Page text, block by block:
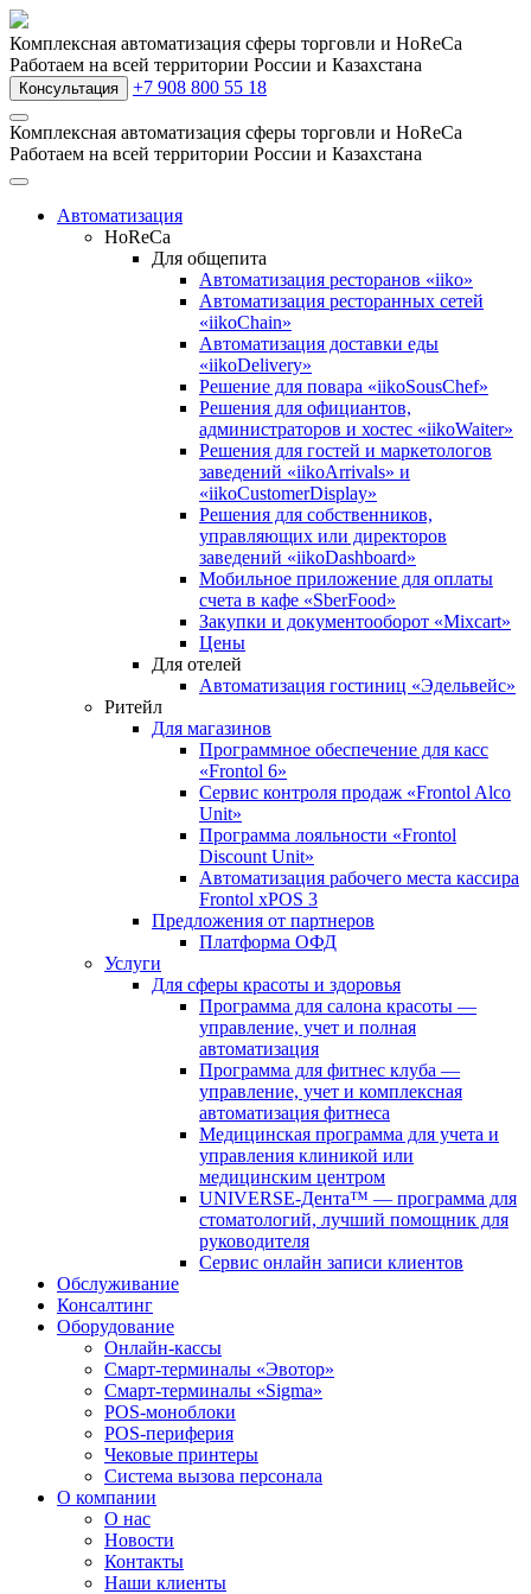
Комплексная автоматизация сферы торговли и HoReCa
Работаем на всей территории России и Казахстана
Консультация +7 908 800 55 18
Комплексная автоматизация сферы торговли и HoReCa
Работаем на всей территории России и Казахстана
Автоматизация
HoReCa
Для общепита
Автоматизация ресторанов «iiko»
Автоматизация ресторанных сетей
«iikoChain»
Автоматизация доставки еды
«iikoDelivery»
Решение для повара «iikoSousChef»
Решения для официантов,
администраторов и хостес «iikoWaiter»
Решения для гостей и маркетологов
заведений «iikoArrivals» и
«iikoCustomerDisplay»
Решения для собственников,
управляющих или директоров
заведений «iikoDashboard»
Мобильное приложение для оплаты
счета в кафе «SberFood»
Закупки и документооборот «Mixcart»
Цены
Для отелей
Автоматизация гостиниц «Эдельвейс»
Ритейл
Для магазинов
Программное обеспечение для касс
«Frontol 6»
Сервис контроля продаж «Frontol Alco
Unit»
Программа лояльности «Frontol
Discount Unit»
Автоматизация рабочего места кассира
Frontol xPOS 3
Предложения от партнеров
Платформа ОФД
Услуги
Для сферы красоты и здоровья
Программа для салона красоты —
управление, учет и полная
автоматизация
Программа для фитнес клуба —
управление, учет и комплексная
автоматизация фитнеса
Медицинская программа для учета и
управления клиникой или
медицинским центром
UNIVERSE-Дента™ — программа для
стоматологий, лучший помощник для
руководителя
Сервис онлайн записи клиентов
Обслуживание
Консалтинг
Оборудование
Онлайн-кассы
Смарт-терминалы «Эвотор»
Смарт-терминалы «Sigma»
POS-моноблоки
POS-периферия
Чековые принтеры
Система вызова персонала
О компании
О нас
Новости
Контакты
Наши клиенты